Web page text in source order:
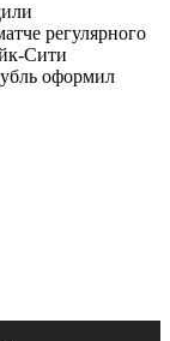
регулярного
оформил